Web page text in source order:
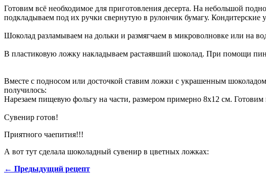
Готовим всё необходимое для приготовления десерта. На небольшой
подкладываем под их ручки свернутую в рулончик бумагу.
Шоколад разламываем на дольки и размягчаем в микроволновке или на
В пластиковую ложку накладываем растаявший шоколад. При помощи
Вместе с подносом или досточкой ставим ложки с украшенным
получилось:
Нарезаем пищевую фольгу на части, размером примерно 8х12 см.
Сувенир готов!
Приятного чаепития!!!
А вот тут сделала шоколадный сувенир в цветных ложках:
← Предыдущий рецепт